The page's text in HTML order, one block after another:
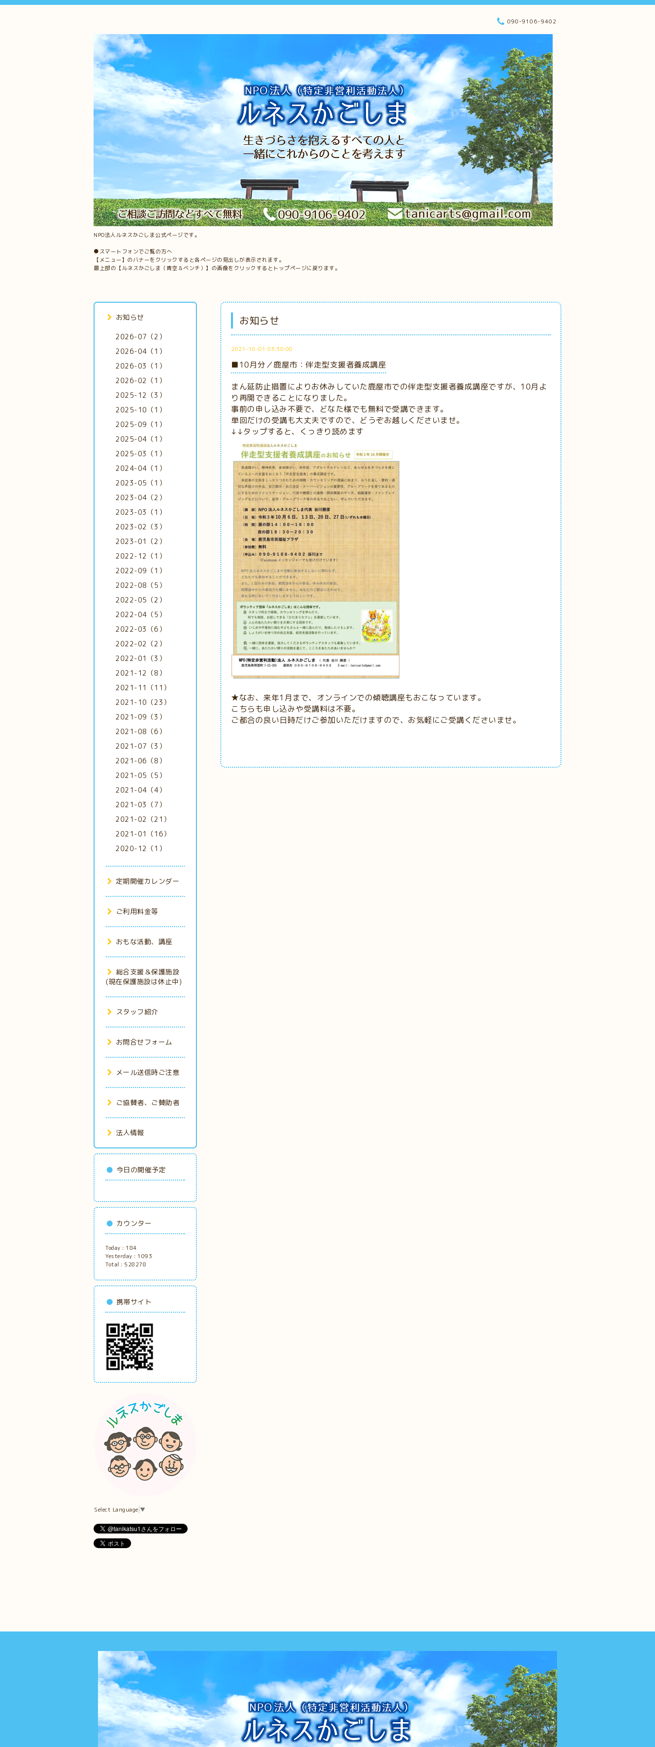
NPO法人ルネスかごしま公式ページです。
●スマートフォンでご覧の方へ
【メニュー】のバナーをクリックすると各ページの見出しが表示されます。
最上部の【ルネスかごしま（青空＆ベンチ）】の画像をクリックするとトップページに戻ります。
090-9106-9402
お知らせ
2021-10-01 03:30:00
■10月分／鹿屋市：伴走型支援者養成講座
まん延防止措置によりお休みしていた鹿屋市での伴走型支援者養成講座ですが、10月よ
り再開できることになりました。
事前の申し込み不要で、どなた様でも無料で受講できます。
単回だけの受講も大丈夫ですので、どうぞお越しくださいませ。
↓↓タップすると、くっきり読めます
★なお、来年1月まで、オンラインでの傾聴講座もおこなっています。
こちらも申し込みや受講料は不要。
ご都合の良い日時だけご参加いただけますので、お気軽にご受講くださいませ。
お知らせ
2026-07（2）
2026-04（1）
2026-03（1）
2026-02（1）
2025-12（3）
2025-10（1）
2025-09（1）
2025-04（1）
2025-03（1）
2024-04（1）
2023-05（1）
2023-04（2）
2023-03（1）
2023-02（3）
2023-01（2）
2022-12（1）
2022-09（1）
2022-08（5）
2022-05（2）
2022-04（5）
2022-03（6）
2022-02（2）
2022-01（3）
2021-12（8）
2021-11（11）
2021-10（23）
2021-09（3）
2021-08（6）
2021-07（3）
2021-06（8）
2021-05（5）
2021-04（4）
2021-03（7）
2021-02（21）
2021-01（16）
2020-12（1）
定期開催カレンダー
ご利用料金等
おもな活動、講座
総合支援＆保護施設
(現在保護施設は休止中)
スタッフ紹介
お問合せフォーム
メール送信時ご注意
ご協賛者、ご賛助者
法人情報
今日の開催予定
カウンター
Today : 184
Yesterday : 1093
Total : 528278
携帯サイト
Select Language ▼